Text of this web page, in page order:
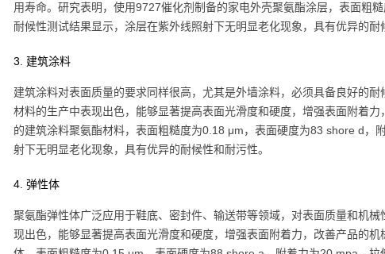
用寿命。研究表明，使用9727催化剂制备的家电外壳聚氨酯涂层，表面粗
耐候性测试结果显示，涂层在紫外线照射下无明显老化现象，具有优异的耐
3. 建筑涂料
建筑涂料对表面质量的要求同样很高，尤其是外墙涂料，必须具备良好的
材料的生产中表现出色，能够显著提高表面光滑度和硬度，增强表面附着
的建筑涂料聚氨酯材料，表面粗糙度为0.18 μm，表面硬度为83 shore d，
射下无明显老化现象，具有优异的耐候性和耐污性。
4. 弹性体
聚氨酯弹性体广泛应用于鞋底、密封件、输送带等领域，对表面质量和机
现出色，能够显著提高表面光滑度和硬度，增强表面附着力，改善产品的